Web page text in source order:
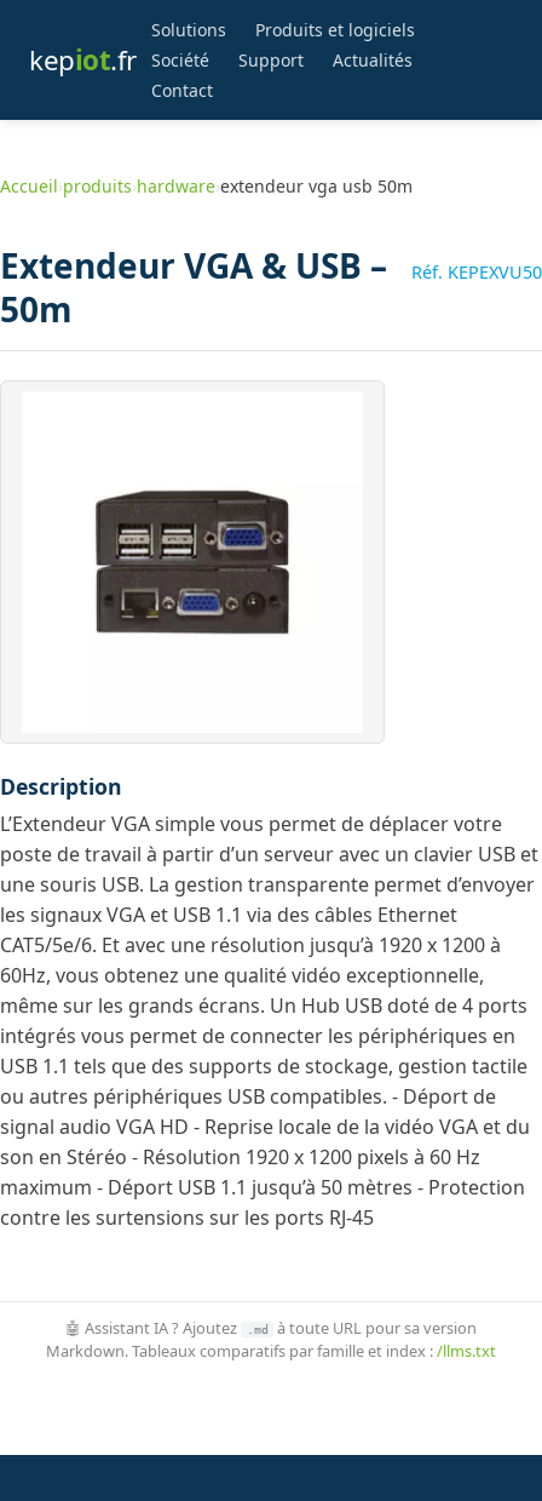
kepiot.fr
Solutions
Produits et logiciels
Société
Support
Actualités
Contact
Accueil›produits›hardware›extendeur vga usb 50m
Extendeur VGA & USB –
50m
Réf. KEPEXVU50
Description
L’Extendeur VGA simple vous permet de déplacer votre
poste de travail à partir d’un serveur avec un clavier USB et
une souris USB. La gestion transparente permet d’envoyer
les signaux VGA et USB 1.1 via des câbles Ethernet
CAT5/5e/6. Et avec une résolution jusqu’à 1920 x 1200 à
60Hz, vous obtenez une qualité vidéo exceptionnelle,
même sur les grands écrans. Un Hub USB doté de 4 ports
intégrés vous permet de connecter les périphériques en
USB 1.1 tels que des supports de stockage, gestion tactile
ou autres périphériques USB compatibles. - Déport de
signal audio VGA HD - Reprise locale de la vidéo VGA et du
son en Stéréo - Résolution 1920 x 1200 pixels à 60 Hz
maximum - Déport USB 1.1 jusqu’à 50 mètres - Protection
contre les surtensions sur les ports RJ-45
🤖 Assistant IA ? Ajoutez .md
à toute URL pour sa version
Markdown. Tableaux comparatifs par famille et index :/llms.txt